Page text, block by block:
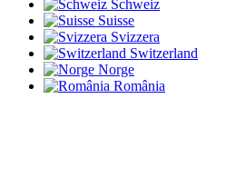
Schweiz
Suisse
Svizzera
Switzerland
Norge
România